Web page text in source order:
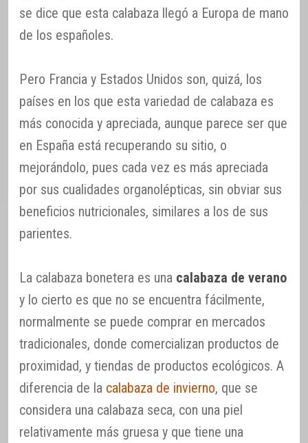
se dice que esta calabaza llegó a Europa de mano
de los españoles.
Pero Francia y Estados Unidos son, quizá, los
países en los que esta variedad de calabaza es
más conocida y apreciada, aunque parece ser que
en España está recuperando su sitio, o
mejorándolo, pues cada vez es más apreciada
por sus cualidades organolépticas, sin obviar sus
beneficios nutricionales, similares a los de sus
parientes.
La calabaza bonetera es una calabaza de verano
y lo cierto es que no se encuentra fácilmente,
normalmente se puede comprar en mercados
tradicionales, donde comercializan productos de
proximidad, y tiendas de productos ecológicos. A
diferencia de la calabaza de invierno, que se
considera una calabaza seca, con una piel
relativamente más gruesa y que tiene una